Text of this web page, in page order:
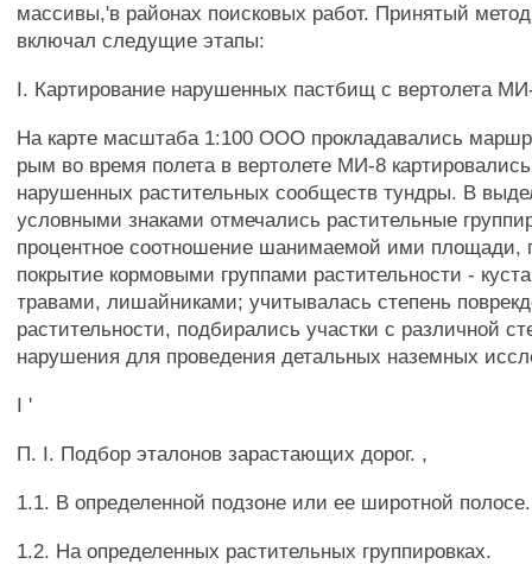
массивы,'в районах поисковых работ. Принятый
включал следущие этапы:
I. Картирование нарушенных пастбищ с вертолета
На карте масштаба 1:100 ООО прокладавались
рым во время полета в вертолете МИ-8
нарушенных растительных сообществ тундры. В
условными знаками отмечались растительные
процентное соотношение шанимаемой ими площади,
покрытие кормовыми группами растительности -
травами, лишайниками; учитывалась степень
растительности, подбирались участки с различной
нарушения для проведения детальных наземных
I '
П. I. Подбор эталонов зарастающих дорог. ,
1.1. В определенной подзоне или ее широтной полосе.
1.2. На определенных растительных группировках.